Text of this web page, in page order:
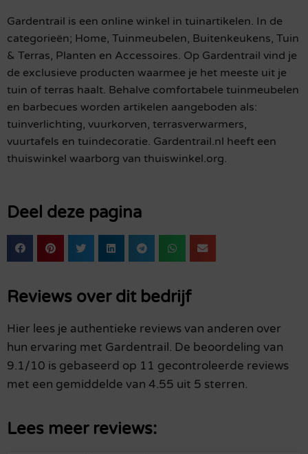
Gardentrail is een online winkel in tuinartikelen. In de
categorieën; Home, Tuinmeubelen, Buitenkeukens, Tuin
& Terras, Planten en Accessoires. Op Gardentrail vind je
de exclusieve producten waarmee je het meeste uit je
tuin of terras haalt. Behalve comfortabele tuinmeubelen
en barbecues worden artikelen aangeboden als:
tuinverlichting, vuurkorven, terrasverwarmers,
vuurtafels en tuindecoratie. Gardentrail.nl heeft een
thuiswinkel waarborg van thuiswinkel.org.
Deel deze pagina
Reviews over dit bedrijf
Hier lees je authentieke reviews van anderen over
hun ervaring met Gardentrail. De beoordeling van
9.1/10 is gebaseerd op 11 gecontroleerde reviews
met een gemiddelde van 4.55 uit 5 sterren.
Lees meer reviews: